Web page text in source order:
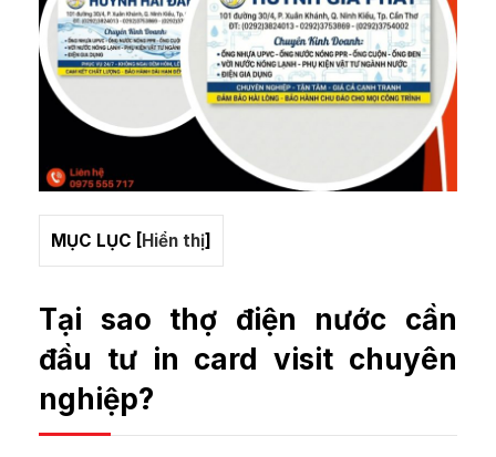
MỤC LỤC [Hiển thị]
Tại sao thợ điện nước cần
đầu tư in card visit chuyên
nghiệp?